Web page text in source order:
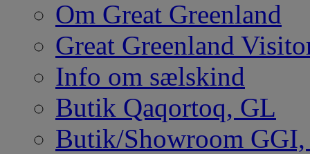
Om Great Greenland
Great Greenland
Info om sælskind
Butik Qaqortoq, GL
Butik/Showroom